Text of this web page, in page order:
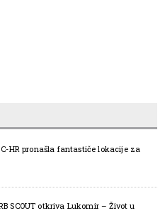
C-HR pronašla fantastiče lokacije za
SCOUT otkriva Lukomir – Život u